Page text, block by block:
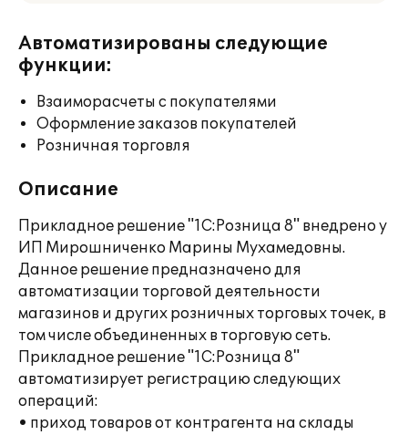
Автоматизированы следующие
функции:
Взаиморасчеты с покупателями
Оформление заказов покупателей
Розничная торговля
Описание
Прикладное решение "1С:Розница 8" внедрено у
ИП Мирошниченко Марины Мухамедовны.
Данное решение предназначено для
автоматизации торговой деятельности
магазинов и других розничных торговых точек, в
том числе объединенных в торговую сеть.
Прикладное решение "1С:Розница 8"
автоматизирует регистрацию следующих
операций:
• приход товаров от контрагента на склады